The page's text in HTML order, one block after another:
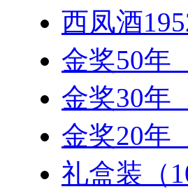
西凤酒
金奖50年
金奖30年
金奖20年
礼盒装（